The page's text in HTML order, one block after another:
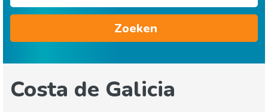
Zoeken
Costa de Galicia